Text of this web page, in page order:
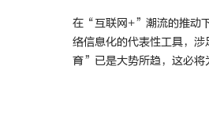
在“互联网+”潮流的推动下
络信息化的代表性工具，
育”已是大势所趋，这必将